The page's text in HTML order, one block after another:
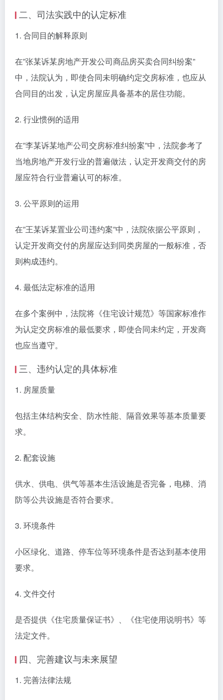
二、司法实践中的认定标准
1. 合同目的解释原则
在”张某诉某房地产开发公司商品房买卖合同纠纷案”
中，法院认为，即使合同未明确约定交房标准，也应从
合同目的出发，认定房屋应具备基本的居住功能。
2. 行业惯例的适用
在”李某诉某地产公司交房标准纠纷案”中，法院参考了
当地房地产开发行业的普遍做法，认定开发商交付的房
屋应符合行业普遍认可的标准。
3. 公平原则的运用
在”王某诉某置业公司违约案”中，法院依据公平原则，
认定开发商交付的房屋应达到同类房屋的一般标准，否
则构成违约。
4. 最低法定标准的适用
在多个案例中，法院将《住宅设计规范》等国家标准作
为认定交房标准的最低要求，即使合同未约定，开发商
也应当遵守。
三、违约认定的具体标准
1. 房屋质量
包括主体结构安全、防水性能、隔音效果等基本质量要
求。
2. 配套设施
供水、供电、供气等基本生活设施是否完备，电梯、消
防等公共设施是否符合要求。
3. 环境条件
小区绿化、道路、停车位等环境条件是否达到基本使用
要求。
4. 文件交付
是否提供《住宅质量保证书》、《住宅使用说明书》等
法定文件。
四、完善建议与未来展望
1. 完善法律法规